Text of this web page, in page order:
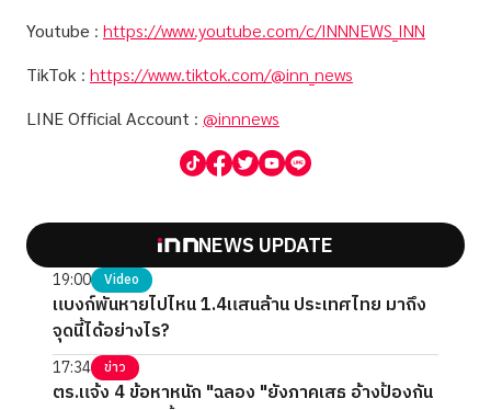
Youtube : https://www.youtube.com/c/INNNEWS_INN
TikTok : https://www.tiktok.com/@inn_news
LINE Official Account : @innnews
NEWS UPDATE
19:00 Video
แบงก์พันหายไปไหน 1.4แสนล้าน ประเทศไทย มาถึง
จุดนี้ได้อย่างไร?
17:34 ข่าว
ตร.แจ้ง 4 ข้อหาหนัก "ฉลอง "ยังภาคเสธ อ้างป้องกัน